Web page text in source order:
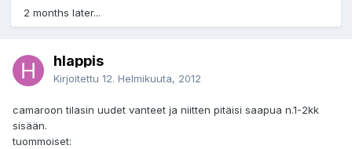
2 months later...
hlappis
Kirjoitettu 12. Helmikuuta, 2012
camaroon tilasin uudet vanteet ja niitten pitäisi saapua n.1-2kk
sisään.
tuommoiset: